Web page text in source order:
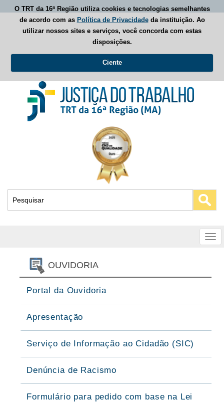
O TRT da 16ª Região utiliza cookies e tecnologias semelhantes
de acordo com as Política de Privacidadeda instituição. Ao
utilizar nossos sites e serviços, você concorda com estas
disposições.
Ciente
OUVIDORIA
Portal da Ouvidoria
Apresentação
Serviço de Informação ao Cidadão (SIC)
Denúncia de Racismo
Formulário para pedido com base na Lei